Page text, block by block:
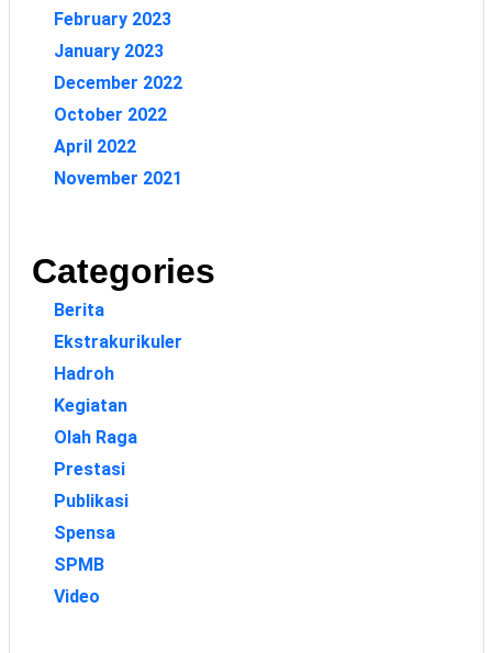
February 2023
January 2023
December 2022
October 2022
April 2022
November 2021
Categories
Berita
Ekstrakurikuler
Hadroh
Kegiatan
Olah Raga
Prestasi
Publikasi
Spensa
SPMB
Video